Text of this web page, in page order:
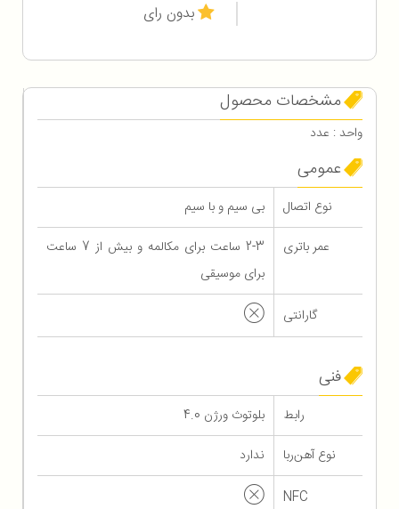
بدون رای
مشخصات محصول
واحد : عدد
عمومی
نوع اتصال
بی سیم و با سیم
عمر باتری
2-3 ساعت برای مکالمه و بیش از 7 ساعت
برای موسیقی
گارانتی
فنی
رابط
بلوتوث ورژن 4.0
نوع آهن‌ربا
ندارد
NFC